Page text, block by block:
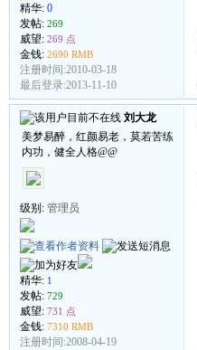
精华: 0
发帖: 269
威望: 269 点
金钱: 2690 RMB
注册时间:2010-03-18
最后登录:2013-11-10
刘大龙
美梦易醉，红颜易老，莫若苦练
内功，健全人格@@
级别: 管理员
精华: 1
发帖: 729
威望: 731 点
金钱: 7310 RMB
注册时间:2008-04-19